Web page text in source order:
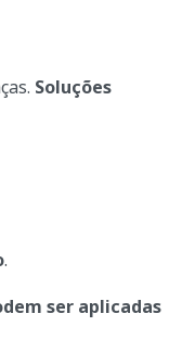
Soluções
.
ser aplicadas